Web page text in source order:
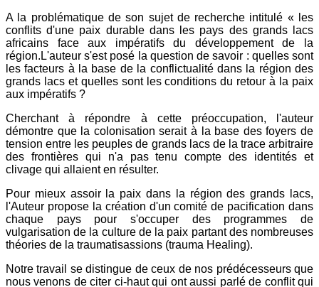
A la problématique de son sujet de recherche intitulé « les
conflits d'une paix durable dans les pays des grands lacs
africains face aux impératifs du développement de la
région.L'auteur s'est posé la question de savoir : quelles sont
les facteurs à la base de la conflictualité dans la région des
grands lacs et quelles sont les conditions du retour à la paix
aux impératifs ?
Cherchant à répondre à cette préoccupation, l'auteur
démontre que la colonisation serait à la base des foyers de
tension entre les peuples de grands lacs de la trace arbitraire
des frontières qui n'a pas tenu compte des identités et
clivage qui allaient en résulter.
Pour mieux assoir la paix dans la région des grands lacs,
l'Auteur propose la création d'un comité de pacification dans
chaque pays pour s'occuper des programmes de
vulgarisation de la culture de la paix partant des nombreuses
théories de la traumatisassions (trauma Healing).
Notre travail se distingue de ceux de nos prédécesseurs que
nous venons de citer ci-haut qui ont aussi parlé de conflit qui